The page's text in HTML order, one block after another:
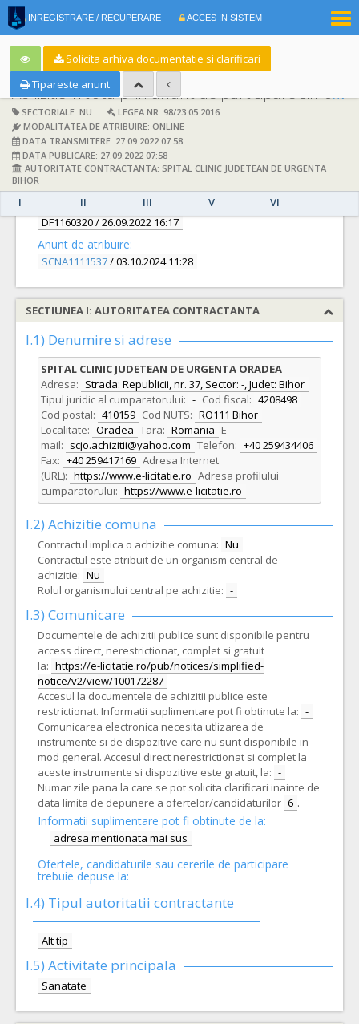
INREGISTRARE / RECUPERARE ACCES IN SISTEM
Solicita arhiva documentatie si clarificari
Tipareste anunt
Achizitie initiata prin anunt de participare simplificat:
SECTORIALE: NU
LEGEA NR. 98/23.05.2016
MODALITATEA DE ATRIBUIRE: ONLINE
DATA TRANSMITERE: 27.09.2022 07:58
DATA PUBLICARE: 27.09.2022 07:58
AUTORITATE CONTRACTANTA: SPITAL CLINIC JUDETEAN DE URGENTA
BIHOR
I II III V VI
DETALII
Documentatie de atribuire:
DF1160320/ 26.09.2022 16:17
Anunt de atribuire:
SCNA1111537/ 03.10.2024 11:28
SECTIUNEA I: AUTORITATEA CONTRACTANTA
I.1) Denumire si adrese
SPITAL CLINIC JUDETEAN DE URGENTA ORADEA
Adresa: Strada: Republicii, nr. 37, Sector: -, Judet: Bihor
Tipul juridic al cumparatorului: - Cod fiscal: 4208498
Cod postal: 410159 Cod NUTS: RO111 Bihor
Localitate: Oradea Tara: Romania E-
mail: scjo.achizitii@yahoo.com Telefon: +40 259434406
Fax: +40 259417169 Adresa Internet
(URL): https://www.e-licitatie.ro Adresa profilului
cumparatorului: https://www.e-licitatie.ro
I.2) Achizitie comuna
Contractul implica o achizitie comuna: Nu
Contractul este atribuit de un organism central de
achizitie: Nu
Rolul organismului central pe achizitie: -
I.3) Comunicare
Documentele de achizitii publice sunt disponibile pentru
access direct, nerestrictionat, complet si gratuit
la: https://e-licitatie.ro/pub/notices/simplified-
notice/v2/view/100172287
Accesul la documentele de achizitii publice este
restrictionat. Informatii suplimentare pot fi obtinute la: -
Comunicarea electronica necesita utlizarea de
instrumente si de dispozitive care nu sunt disponibile in
mod general. Accesul direct nerestrictionat si complet la
aceste instrumente si dispozitive este gratuit, la: -
Numar zile pana la care se pot solicita clarificari inainte de
data limita de depunere a ofertelor/candidaturilor 6 .
Informatii suplimentare pot fi obtinute de la:
adresa mentionata mai sus
Ofertele, candidaturile sau cererile de participare
trebuie depuse la:
I.4) Tipul autoritatii contractante
Alt tip
I.5) Activitate principala
Sanatate